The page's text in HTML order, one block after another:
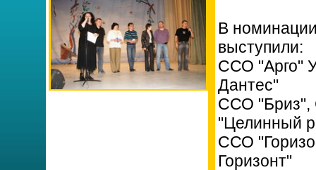
В
выступили:
ССО "Арго"
Дантес"
ССО
"Целинный
ССО
Горизонт"